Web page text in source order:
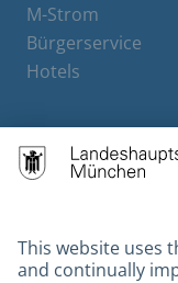
M-Strom
Bürgerservice
Hotels
Contact
Gebärdensprache